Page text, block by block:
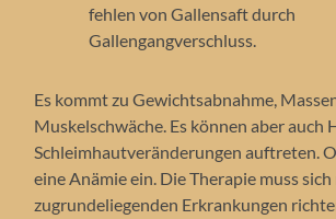
fehlen von Gallensaft durch
Gallengangverschluss.
Es kommt zu Gewichtsabnahme,
Muskelschwäche. Es können aber auch
Schleimhautveränderungen auftreten.
eine Anämie ein. Die Therapie muss sich
zugrundeliegenden Erkrankungen